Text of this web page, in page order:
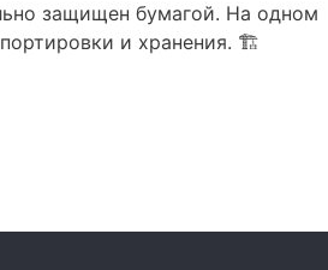
защищен бумагой. На одном
и хранения. 🏗️